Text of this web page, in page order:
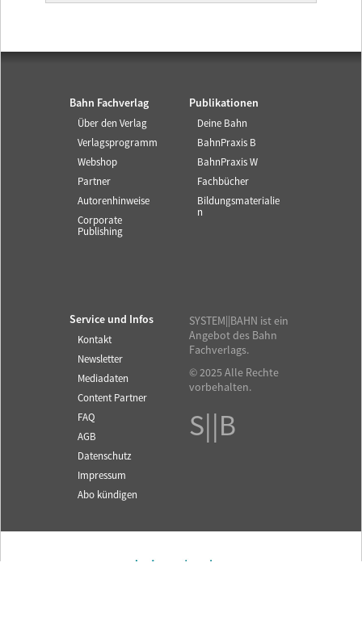
Bahn Fachverlag
Über den Verlag
Verlagsprogramm
Webshop
Partner
Autorenhinweise
Corporate
Publishing
Publikationen
Deine Bahn
BahnPraxis B
BahnPraxis W
Fachbücher
Bildungsmaterialie
n
Service und Infos
Kontakt
Newsletter
Mediadaten
Content Partner
FAQ
AGB
Datenschutz
Impressum
Abo kündigen
SYSTEM||BAHN ist ein
Angebot des Bahn
Fachverlags.
© 2025 Alle Rechte
vorbehalten.
S||B